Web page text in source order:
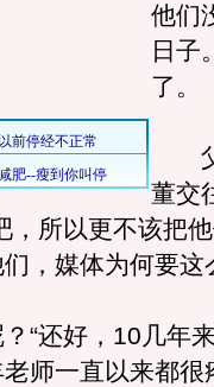
他们
日子
了。
父
董交
，所以更不该把
，媒体为何要这
还好，10几年
师一直以来都很